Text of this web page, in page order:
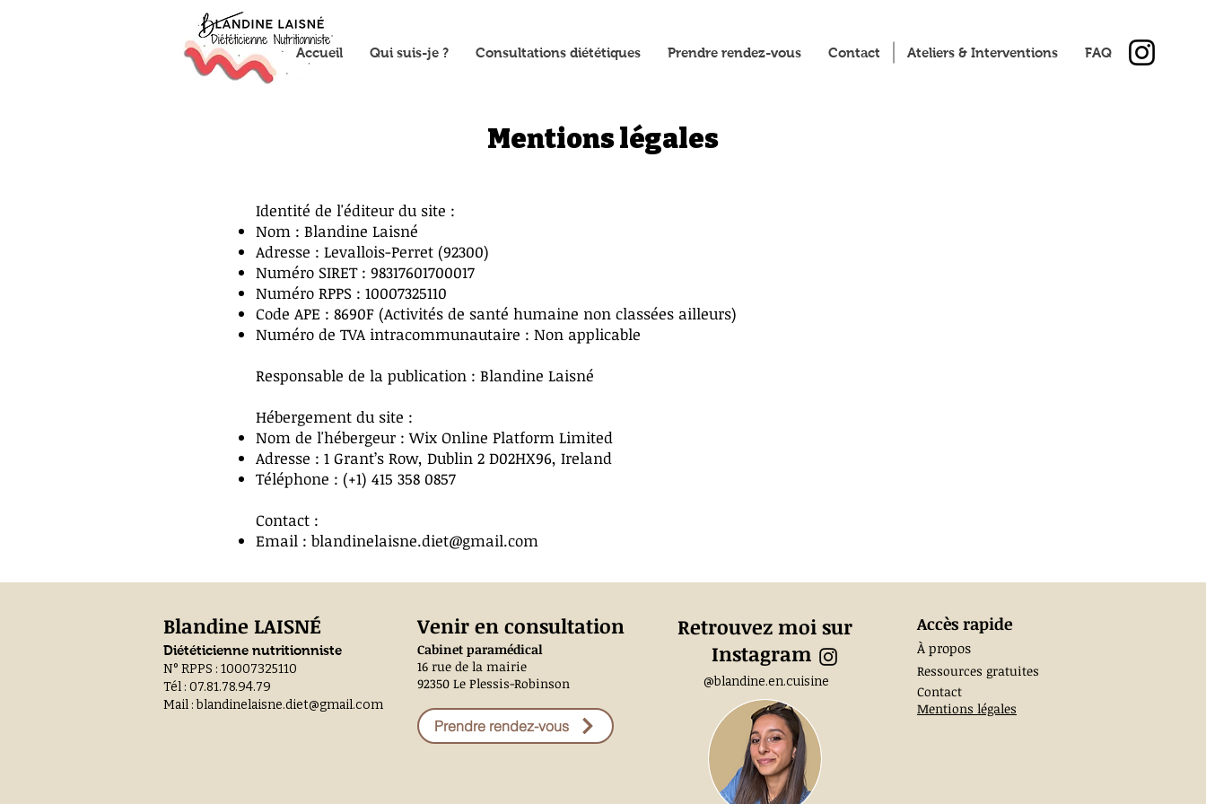
Accueil Qui suis-je ? Consultations diététiques Prendre rendez-vous Contact Ateliers & Interventions FAQ
Mentions légales
Identité de l'éditeur du site :
Nom : Blandine Laisné
Adresse : Levallois-Perret (92300)
Numéro SIRET : 98317601700017
Numéro RPPS : 10007325110
Code APE : 8690F (Activités de santé humaine non classées ailleurs)
Numéro de TVA intracommunautaire : Non applicable
Responsable de la publication : Blandine Laisné
Hébergement du site :
Nom de l'hébergeur : Wix Online Platform Limited
Adresse : 1 Grant’s Row, Dublin 2 D02HX96, Ireland
Téléphone : (+1) 415 358 0857
Contact :
Email : blandinelaisne.diet@gmail.com
Blandine LAISNÉ
Diététicienne nutritionniste
N° RPPS : 10007325110
Tél : 07.81.78.94.79
Mail :blandinelaisne.diet@gmail.com
Venir en consultation
Cabinet paramédical
16 rue de la mairie
92350 Le Plessis-Robinson
Prendre rendez-vous
Retrouvez moi sur
Instagram
@blandine.en.cuisine
Accès rapide
À propos
Ressources gratuites
Contact​
Mentions légales